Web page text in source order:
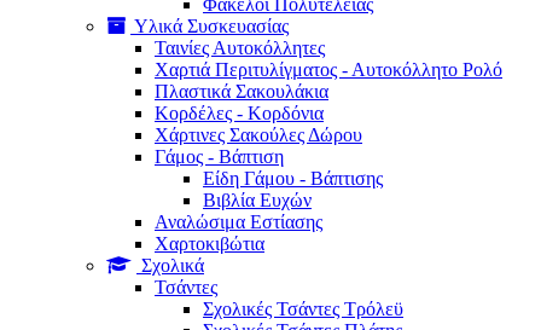
Φάκελοι Πολυτελείας
Υλικά Συσκευασίας
Ταινίες Αυτοκόλλητες
Χαρτιά Περιτυλίγματος - Αυτοκόλλητο Ρολό
Πλαστικά Σακουλάκια
Kορδέλες - Κορδόνια
Χάρτινες Σακούλες Δώρου
Γάμος - Βάπτιση
Είδη Γάμου - Βάπτισης
Βιβλία Ευχών
Αναλώσιμα Εστίασης
Χαρτοκιβώτια
Σχολικά
Τσάντες
Σχολικές Τσάντες Τρόλεϋ